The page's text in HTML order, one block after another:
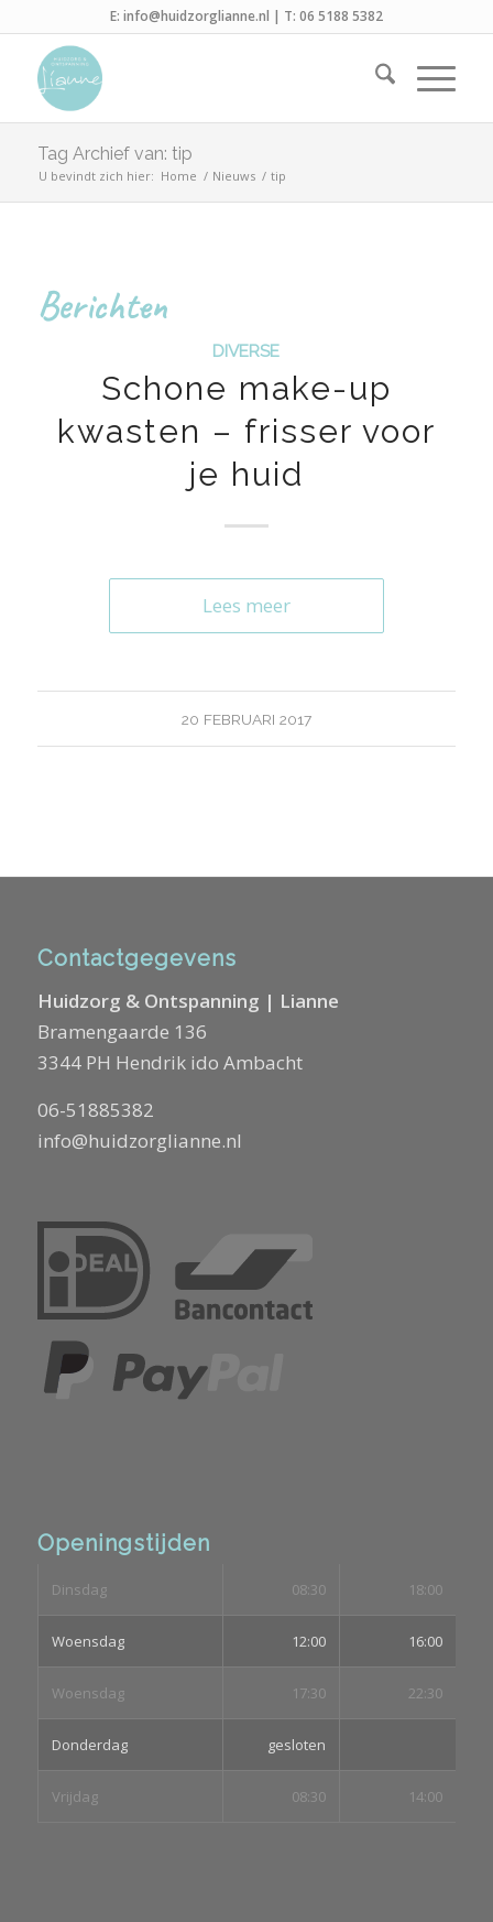
E: info@huidzorglianne.nl | T: 06 5188 5382
Tag Archief van: tip
U bevindt zich hier: Home / Nieuws / tip
Berichten
DIVERSE
Schone make-up
kwasten – frisser voor
je huid
Lees meer
20 FEBRUARI 2017
Contactgegevens
Huidzorg & Ontspanning | Lianne
Bramengaarde 136
3344 PH Hendrik ido Ambacht
06-51885382
info@huidzorglianne.nl
Openingstijden
Dinsdag 08:30 18:00
Woensdag 12:00 16:00
Woensdag 17:30 22:30
Donderdag gesloten
Vrijdag 08:30 14:00